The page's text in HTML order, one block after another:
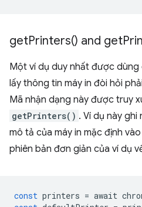
getPrinters() and get
Một ví dụ duy nhất được dùng
lấy thông tin máy in đòi hỏi
Mã nhận dạng này được truy
getPrinters() . Ví dụ này
mô tả của máy in mặc định
phiên bản đơn giản của ví dụ
const printers = await